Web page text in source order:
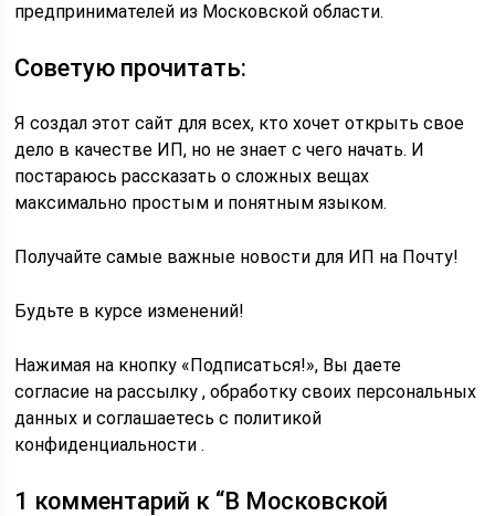
предпринимателей из Московской области.
Советую прочитать:
Я создал этот сайт для всех, кто хочет открыть свое
дело в качестве ИП, но не знает с чего начать. И
постараюсь рассказать о сложных вещах
максимально простым и понятным языком.
Получайте самые важные новости для ИП на Почту!
Будьте в курсе изменений!
Нажимая на кнопку «Подписаться!», Вы даете
согласие на рассылку , обработку своих персональных
данных и соглашаетесь с политикой
конфиденциальности .
1 комментарий к “В Московской